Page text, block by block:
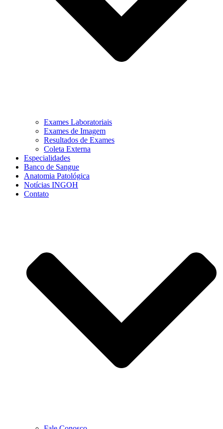
Exames Laboratoriais
Exames de Imagem
Resultados de Exames
Coleta Externa
Especialidades
Banco de Sangue
Anatomia Patológica
Notícias INGOH
Contato